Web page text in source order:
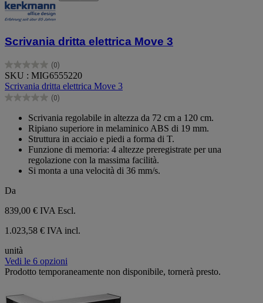
Scrivania dritta elettrica Move 3
(0)
0.0
su
5
stelle.
SKU : MIG6555220
Scrivania dritta elettrica Move 3
(0)
0.0
Scrivania regolabile in altezza da 72 cm a 120 cm.
Ripiano superiore in melaminico ABS di 19 mm.
Struttura in acciaio e piedi a forma di T.
Funzione di memoria: 4 altezze preregistrate per una
regolazione con la massima facilità.
Si monta a una velocità di 36 mm/s.
Da
839,00 € IVA Escl.
1.023,58 € IVA incl.
unità
Vedi le 6 opzioni
Prodotto temporaneamente non disponibile, tornerà presto.